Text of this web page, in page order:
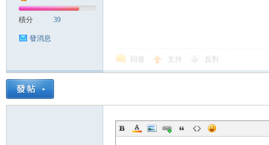
積分 39
發消息
回復 支持 反對